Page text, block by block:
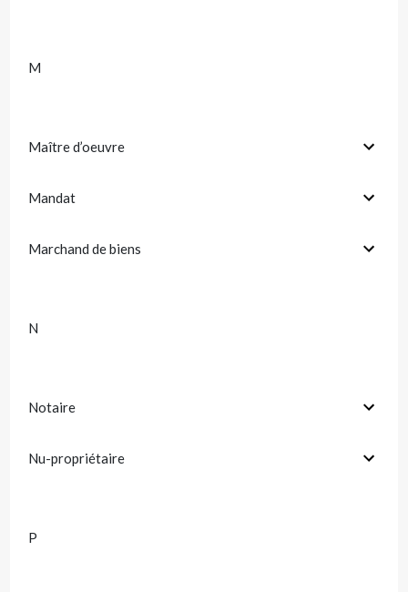
M
Maître d’oeuvre
Mandat
Marchand de biens
N
Notaire
Nu-propriétaire
P